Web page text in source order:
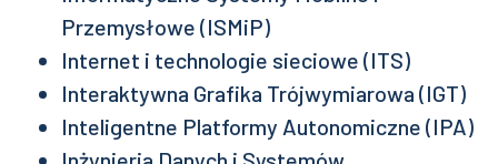
Przemysłowe (ISMiP)
Internet i technologie sieciowe (ITS)
Interaktywna Grafika Trójwymiarowa (IGT)
Inteligentne Platformy Autonomiczne (IPA)